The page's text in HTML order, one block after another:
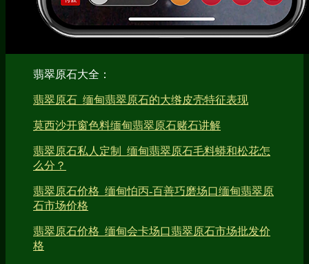
翡翠原石大全：
翡翠原石_缅甸翡翠原石的大绺皮壳特征表现
莫西沙开窗色料缅甸翡翠原石赌石讲解
翡翠原石私人定制_缅甸翡翠原石毛料蟒和松花怎
么分？
翡翠原石价格_缅甸怕丙-百善巧磨场口缅甸翡翠原
石市场价格
翡翠原石价格_缅甸会卡场口翡翠原石市场批发价
格